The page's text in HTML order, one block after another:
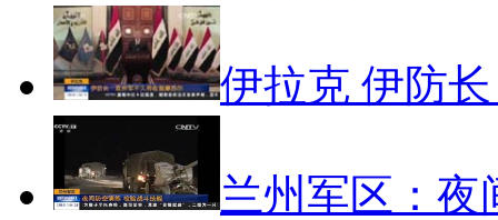
伊拉克 伊防
兰州军区：夜